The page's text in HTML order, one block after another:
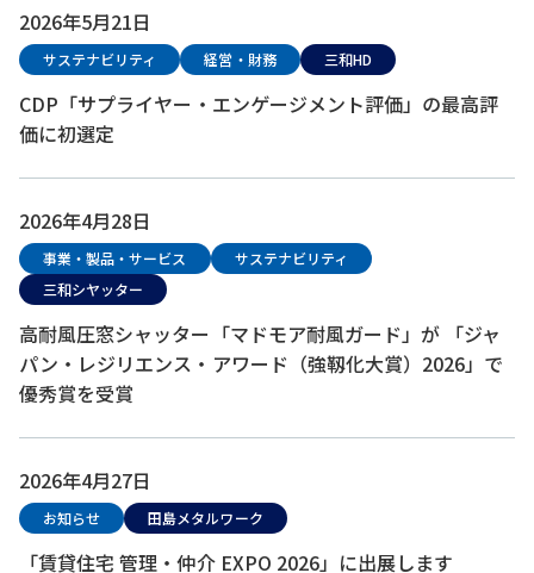
2026年5月21日
サステナビリティ 経営・財務 三和HD
CDP「サプライヤー・エンゲージメント評価」の最高評
価に初選定
2026年4月28日
事業・製品・サービス
サステナビリティ
三和シヤッター
高耐風圧窓シャッター「マドモア耐風ガード」が 「ジャ
パン・レジリエンス・アワード（強靱化大賞）2026」で
優秀賞を受賞
2026年4月27日
お知らせ 田島メタルワーク
「賃貸住宅 管理・仲介 EXPO 2026」に出展します